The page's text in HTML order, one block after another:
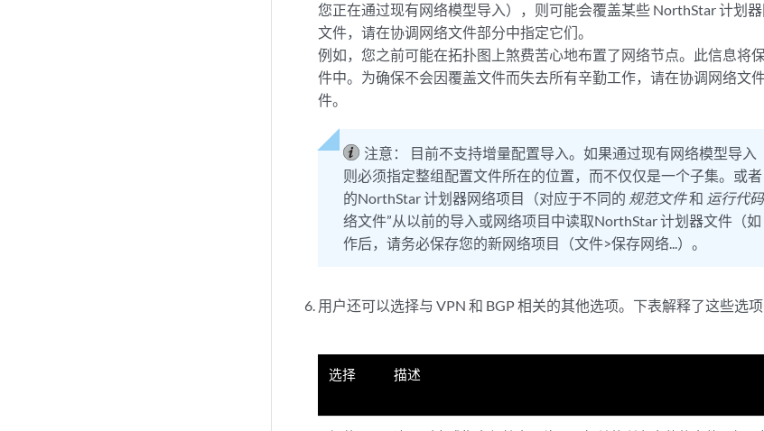
您正在通过现有网络模型导入），则可能会覆盖某些 NorthStar 计划
文件，请在协调网络文件部分中指定它们。
例如，您之前可能在拓扑图上煞费苦心地布置了网络节点。此信息将
件中。为确保不会因覆盖文件而失去所有辛勤工作，请在协调网络文
件。
注意：
目前不支持增量配置导入。如果通过现有网络模型导入
则必须指定整组配置文件所在的位置，而不仅仅是一个子集。或
的NorthStar 计划器网络项目（对应于不同的 规范文件和 运行代码
络文件”从以前的导入或网络项目中读取NorthStar 计划器文件（
作后，请务必保存您的新网络项目（文件>保存网络...）。
用户还可以选择与 VPN 和 BGP 相关的其他选项。下表解释了这些选项
选择 描述